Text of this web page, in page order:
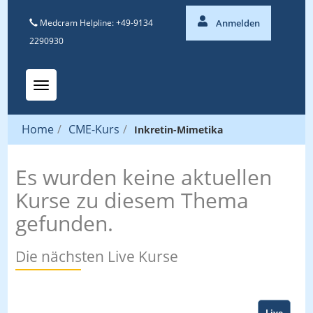
Medcram Helpline: +49-9134
2290930
Anmelden
Toggle navigation
Home / CME-Kurs / Inkretin-Mimetika
Es wurden keine aktuellen
Kurse zu diesem Thema
gefunden.
Die nächsten Live Kurse